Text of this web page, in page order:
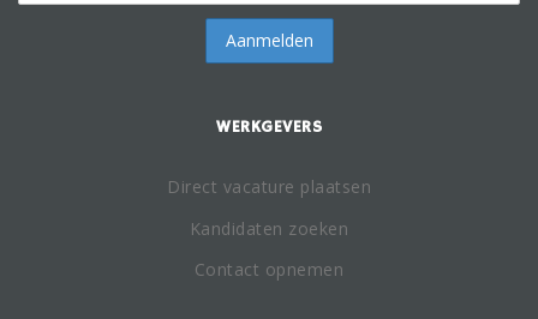
WERKGEVERS
Direct vacature plaatsen
Kandidaten zoeken
Contact opnemen